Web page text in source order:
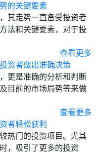
的关键要素
其走势一直备受投资者
法和关键要素，对于投
查看更多
资者做出准确决策
更是准确的分析和判断
目前的市场局势等来做
查看更多
者轻松获利
热门的投资项目。尤其
，吸引了更多的投资